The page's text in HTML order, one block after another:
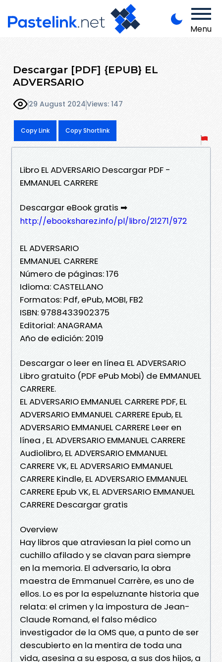
Menu
Descargar [PDF] {EPUB} EL
ADVERSARIO
29 August 2024Views: 147
Copy Link Copy Shortlink
Libro EL ADVERSARIO Descargar PDF -
EMMANUEL CARRERE
Descargar eBook gratis ➡
http://ebooksharez.info/pl/libro/21271/972
EL ADVERSARIO
EMMANUEL CARRERE
Número de páginas: 176
Idioma: CASTELLANO
Formatos: Pdf, ePub, MOBI, FB2
ISBN: 9788433902375
Editorial: ANAGRAMA
Año de edición: 2019
Descargar o leer en línea EL ADVERSARIO
Libro gratuito (PDF ePub Mobi) de EMMANUEL
CARRERE.
EL ADVERSARIO EMMANUEL CARRERE PDF, EL
ADVERSARIO EMMANUEL CARRERE Epub, EL
ADVERSARIO EMMANUEL CARRERE Leer en
línea , EL ADVERSARIO EMMANUEL CARRERE
Audiolibro, EL ADVERSARIO EMMANUEL
CARRERE VK, EL ADVERSARIO EMMANUEL
CARRERE Kindle, EL ADVERSARIO EMMANUEL
CARRERE Epub VK, EL ADVERSARIO EMMANUEL
CARRERE Descargar gratis
Overview
Hay libros que atraviesan la piel como un
cuchillo afilado y se clavan para siempre
en la memoria. El adversario, la obra
maestra de Emma­nuel Carrère, es uno de
ellos. Lo es por la espeluznante historia que
relata: el crimen y la impostura de Jean-
Claude Romand, el falso médico
investigador de la OMS que, a punto de ser
descubierto en la mentira de toda una
vida, asesina a su esposa, a sus dos hijos, a